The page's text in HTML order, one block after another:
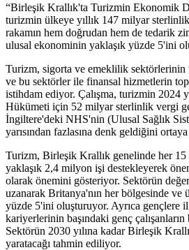
“Birleşik Krallık'ta Turizmin Ekonomik
turizmin ülkeye yıllık 147 milyar sterlinlik
rakamın hem doğrudan hem de tedarik
ulusal ekonominin yaklaşık yüzde 5'ini
Turizm, sigorta ve emeklilik sektörlerinin
ve bu sektörler ile finansal hizmetlerin
istihdam ediyor. Çalışma, turizmin 2024
Hükümeti için 52 milyar sterlinlik vergi
İngiltere'deki NHS'nin (Ulusal Sağlık
yarısından fazlasına denk geldiğini
Turizm, Birleşik Krallık genelinde her 15
yaklaşık 2,4 milyon işi destekleyerek
olarak önemini gösteriyor. Sektörün
uzanarak Britanya'nın her bölgesinde ve
yüzde 5'ini oluşturuyor. Ayrıca gençlere
kariyerlerinin başındaki genç
Sektörün 2030 yılına kadar Birleşik
yaratacağı tahmin ediliyor.